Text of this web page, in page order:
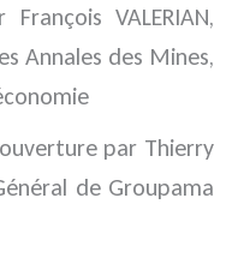
VALERIAN,
Annales des Mines,
par Thierry
de Groupama